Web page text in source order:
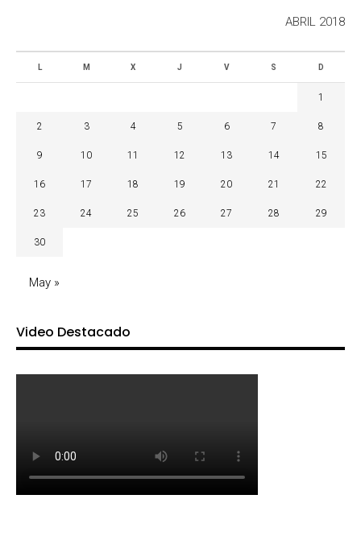
ABRIL 2018
L M X J V S D
1
2 3 4 5 6 7 8
9 10 11 12 13 14 15
16 17 18 19 20 21 22
23 24 25 26 27 28 29
30
May »
Video Destacado